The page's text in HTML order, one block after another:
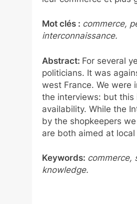
Mot clés : commerce,
interconnaissance.
Abstract: For several
politicians. It was
west France. We were
the interviews: but this
availability. While the
by the shopkeepers
are both aimed at
Keywords: commerce,
knowledge.